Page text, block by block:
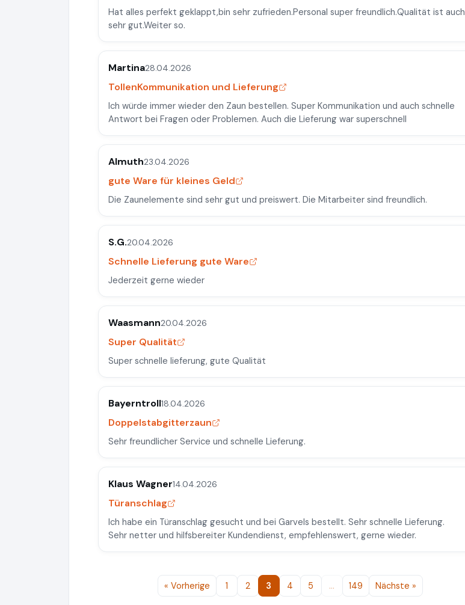
Hat alles perfekt geklappt,bin sehr zufrieden.Personal super freundlich.Qualität ist auch
sehr gut.Weiter so.
Martina28.04.2026
TollenKommunikation und Lieferung
Ich würde immer wieder den Zaun bestellen. Super Kommunikation und auch schnelle
Antwort bei Fragen oder Problemen. Auch die Lieferung war superschnell
Almuth23.04.2026
gute Ware für kleines Geld
Die Zaunelemente sind sehr gut und preiswert. Die Mitarbeiter sind freundlich.
S.G.20.04.2026
Schnelle Lieferung gute Ware
Jederzeit gerne wieder
Waasmann20.04.2026
Super Qualität
Super schnelle lieferung, gute Qualität
Bayerntroll18.04.2026
Doppelstabgitterzaun
Sehr freundlicher Service und schnelle Lieferung.
Klaus Wagner14.04.2026
Türanschlag
Ich habe ein Türanschlag gesucht und bei Garvels bestellt. Sehr schnelle Lieferung.
Sehr netter und hilfsbereiter Kundendienst, empfehlenswert, gerne wieder.
« Vorherige 1 2 3 4 5 … 149 Nächste »